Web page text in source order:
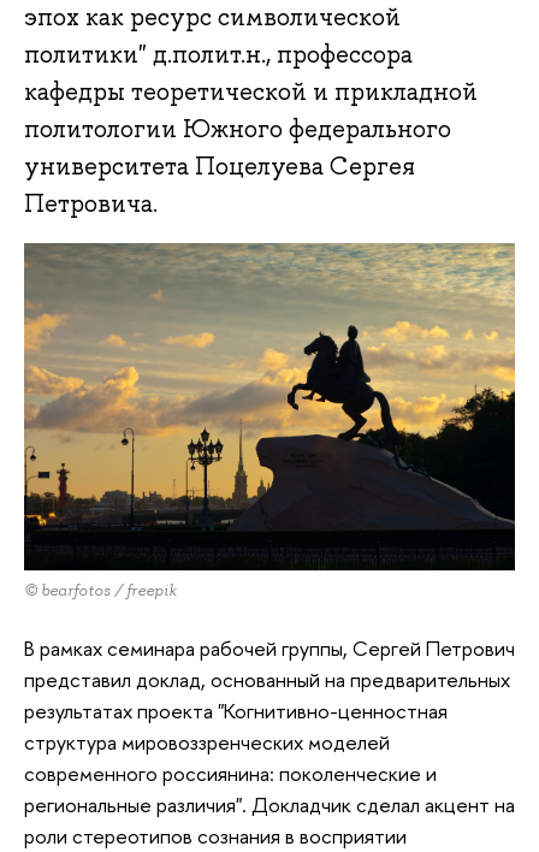
эпох как ресурс символической
политики" д.полит.н., профессора
кафедры теоретической и прикладной
политологии Южного федерального
университета Поцелуева Сергея
Петровича.
© bearfotos / freepik
В рамках семинара рабочей группы, Сергей Петрович
представил доклад, основанный на предварительных
результатах проекта "Когнитивно-ценностная
структура мировоззренческих моделей
современного россиянина: поколенческие и
региональные различия". Докладчик сделал акцент на
роли стереотипов сознания в восприятии